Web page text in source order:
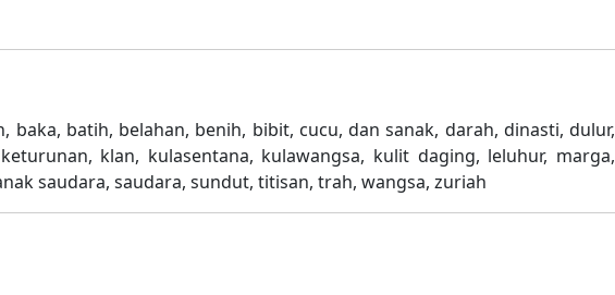
baka, batih, belahan, benih, bibit, cucu, dan sanak, darah, dinasti, dulur,
klan, kulasentana, kulawangsa, kulit daging, leluhur, marga,
saudara, saudara, sundut, titisan, trah, wangsa, zuriah